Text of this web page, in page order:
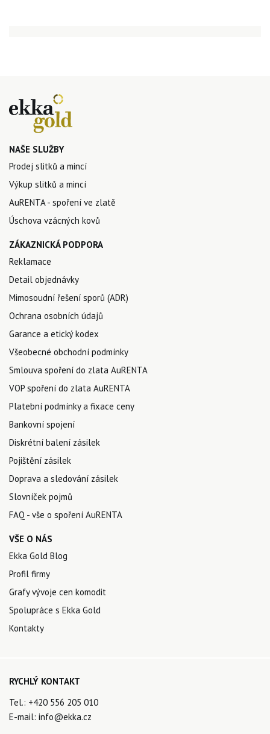
NAŠE SLUŽBY
Prodej slitků a mincí
Výkup slitků a mincí
AuRENTA - spoření ve zlatě
Úschova vzácných kovů
ZÁKAZNICKÁ PODPORA
Reklamace
Detail objednávky
Mimosoudní řešení sporů (ADR)
Ochrana osobních údajů
Garance a etický kodex
Všeobecné obchodní podmínky
Smlouva spoření do zlata AuRENTA
VOP spoření do zlata AuRENTA
Platební podmínky a fixace ceny
Bankovní spojení
Diskrétní balení zásilek
Pojištění zásilek
Doprava a sledování zásilek
Slovníček pojmů
FAQ - vše o spoření AuRENTA
VŠE O NÁS
Ekka Gold Blog
Profil firmy
Grafy vývoje cen komodit
Spolupráce s Ekka Gold
Kontakty
RYCHLÝ KONTAKT
Tel.: +420 556 205 010
E-mail: info@ekka.cz